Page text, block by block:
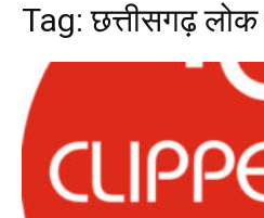
Tag:छत्तीसगढ़ लोक